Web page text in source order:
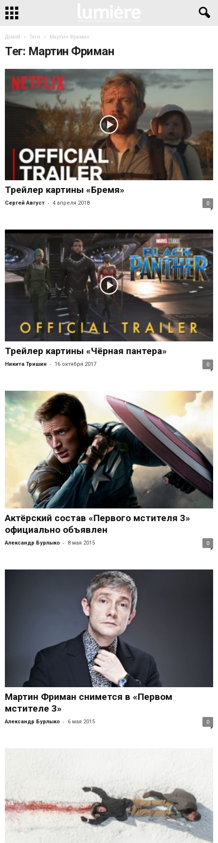
Домой Теги Мартин Фриман
Тег: Мартин Фриман
Трейлер картины «Бремя»
Сергей Август - 4 апреля 2018 0
Трейлер картины «Чёрная пантера»
Никита Тришин - 16 октября 2017 0
Актёрский состав «Первого мстителя 3»
официально объявлен
Александр Бурлыко - 8 мая 2015 0
Мартин Фриман снимется в «Первом
мстителе 3»
Александр Бурлыко - 6 мая 2015 0